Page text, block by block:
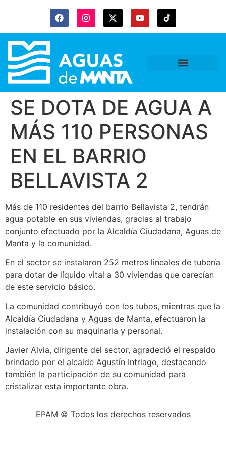
SE DOTA DE AGUA A
MÁS 110 PERSONAS
EN EL BARRIO
BELLAVISTA 2
Más de 110 residentes del barrio Bellavista 2, tendrán
agua potable en sus viviendas, gracias al trabajo
conjunto efectuado por la Alcaldía Ciudadana, Aguas de
Manta y la comunidad.
En el sector se instalaron 252 metros lineales de tubería
para dotar de líquido vital a 30 viviendas que carecían
de este servicio básico.
La comunidad contribuyó con los tubos, mientras que la
Alcaldía Ciudadana y Aguas de Manta, efectuaron la
instalación con su maquinaria y personal.
Javier Alvia, dirigente del sector, agradeció el respaldo
brindado por el alcalde Agustín Intriago, destacando
también la participación de su comunidad para
cristalizar esta importante obra.
EPAM © Todos los derechos reservados